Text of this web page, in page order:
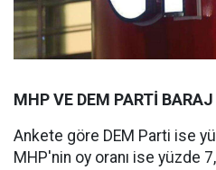
MHP VE DEM PARTİ
Ankete göre DEM Parti ise
MHP'nin oy oranı ise yüzde